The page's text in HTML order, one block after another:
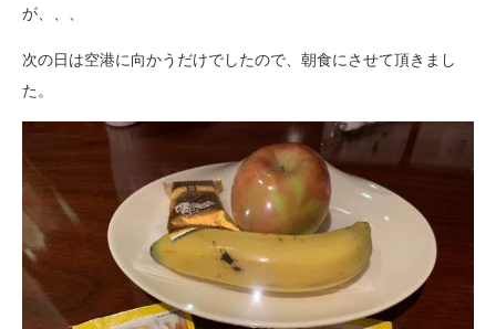
が、、、
次の日は空港に向かうだけでしたので、朝食にさせて頂きまし
た。